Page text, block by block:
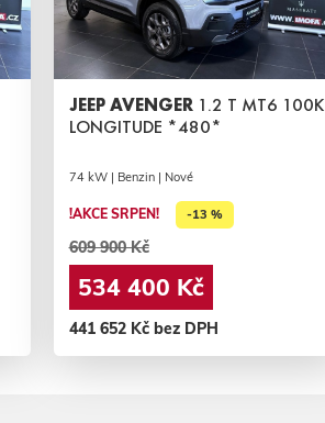
JEEP AVENGER 1.2 T MT6 100K
LONGITUDE *480*
74 kW | Benzin | Nové
!AKCE SRPEN! -13 %
609 900 Kč
534 400 Kč
441 652 Kč bez DPH